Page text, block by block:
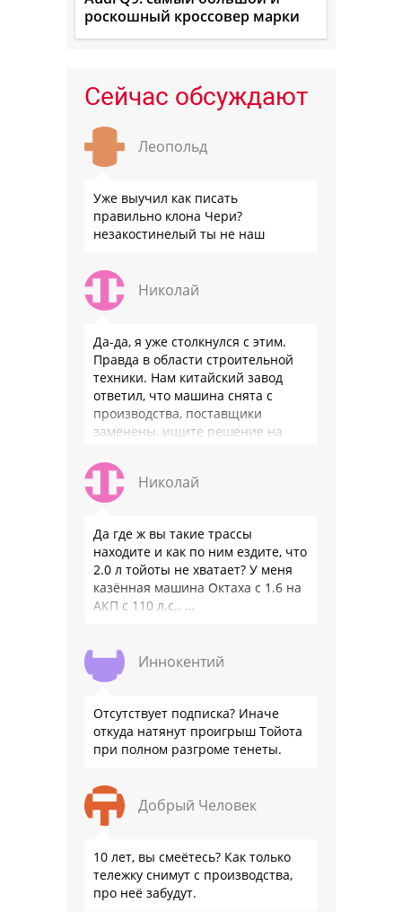
роскошный кроссовер марки
Сейчас обсуждают
Леопольд
Уже выучил как писать
правильно клона Чери?
незакостинелый ты не наш
Николай
Да-да, я уже столкнулся с этим.
Правда в области строительной
техники. Нам китайский завод
ответил, что машина снята с
производства, поставщики
заменены, ищите решение на
официальном бланке …
Николай
Да где ж вы такие трассы
находите и как по ним ездите, что
2.0 л тойоты не хватает? У меня
казённая машина Октаха с 1.6 на
АКП с 110 л.с.. …
Иннокентий
Отсутствует подписка? Иначе
откуда натянут проигрыш Тойота
при полном разгроме тенеты.
Добрый Человек
10 лет, вы смеётесь? Как только
тележку снимут с производства,
про неё забудут.